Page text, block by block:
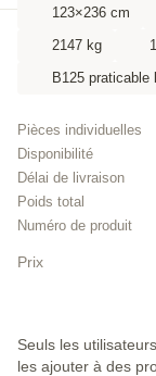
123×236 cm
2147 kg
B125 praticable
Pièces individuelles
Disponibilité
Délai de livraison
Poids total
Numéro de produit
Prix
Seuls les
les ajouter à des